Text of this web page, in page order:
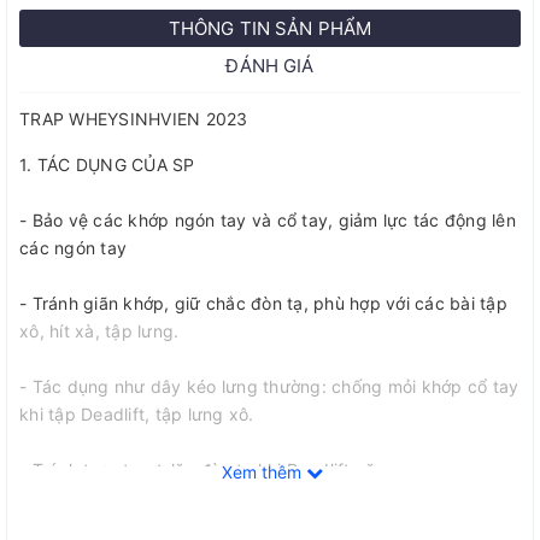
THÔNG TIN SẢN PHẨM
ĐÁNH GIÁ
TRAP WHEYSINHVIEN 2023
1. TÁC DỤNG CỦA SP
- Bảo vệ các khớp ngón tay và cổ tay, giảm lực tác động lên
các ngón tay
- Tránh giãn khớp, giữ chắc đòn tạ, phù hợp với các bài tập
xô, hít xà, tập lưng.
- Tác dụng như dây kéo lưng thường: chống mỏi khớp cổ tay
khi tập Deadlift, tập lưng xô.
- Tránh trơn-trượt-lăn đòn tạ khi Deadlift nặng.
Xem thêm